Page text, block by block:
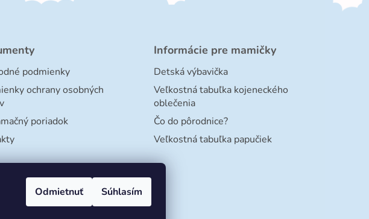
Odmietnuť Súhlasím
podmienky
ochrany osobných
poriadok
Informácie pre mamičky
Detská výbavička
Veľkostná tabuľka kojeneckého
oblečenia
Čo do pôrodnice?
Veľkostná tabuľka papučiek